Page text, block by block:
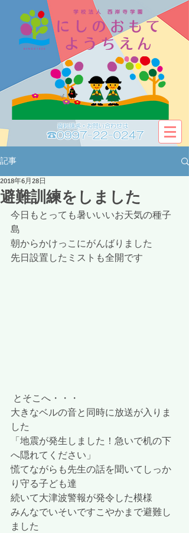
資料請求・お問い合わせは​​
☎0997-22-0247
記事
避難訓練をしました
2018年6月28日
今日もとっても暑いいいお天気の種子
島
朝からかけっこにがんばりました
先日設置したミストも全開です
とそこへ・・・
大きなベルの音と同時に放送が入りま
した
「地震が発生しました！急いで机の下
へ隠れてください」
慌てながらも先生の話を聞いてしっか
り守る子ども達
続いて大津波警報が発令した模様
みんなでいそいですこやかまで避難し
ました